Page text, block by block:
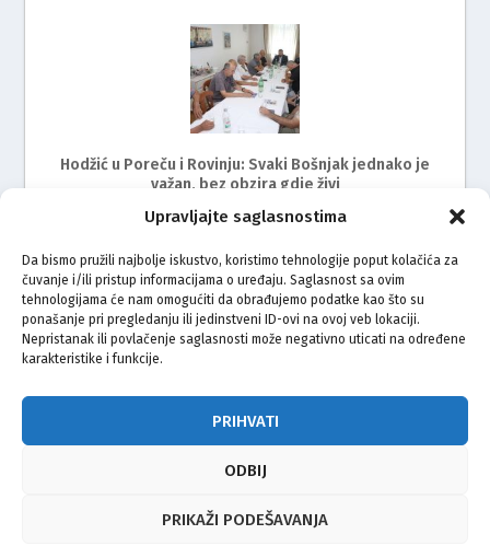
Upravljajte saglasnostima
Da bismo pružili najbolje iskustvo, koristimo tehnologije poput kolačića za
čuvanje i/ili pristup informacijama o uređaju. Saglasnost sa ovim
tehnologijama će nam omogućiti da obrađujemo podatke kao što su
ponašanje pri pregledanju ili jedinstveni ID-ovi na ovoj veb lokaciji.
Nepristanak ili povlačenje saglasnosti može negativno uticati na određene
karakteristike i funkcije.
PRIHVATI
ODBIJ
PRIKAŽI PODEŠAVANJA
Hodžić u Poreču i Rovinju: Svaki Bošnjak jednako je
važan, bez obzira gdje živi
Održan radni sastanak s predstavnicima Bošnjaka
Istre
© Vijeće bošnjačke nacionalne manjine Grada Zagreba 2026